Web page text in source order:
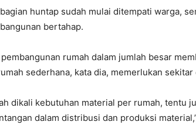
huntap sudah mulai ditempati warga,
bertahap.
rumah dalam jumlah besar
sederhana, kata dia, memerlukan
dikali kebutuhan material per rumah, tentu
dalam distribusi dan produksi